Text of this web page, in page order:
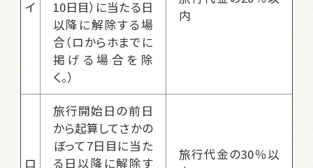
イ
10日目）に当たる日
以降に解除する場
合（ロからホまでに
掲げる場合を除
く。）
内
ロ
旅行開始日の前日
から起算してさかの
ぼって7日目に当た
る日以降に解除す
旅行代金の30％以